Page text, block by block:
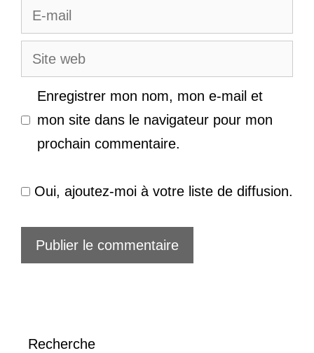
E-
mail
Site
web
Enregistrer mon nom, mon e-mail et
mon site dans le navigateur pour mon
prochain commentaire.
Oui, ajoutez-moi à votre liste de diffusion.
Recherche